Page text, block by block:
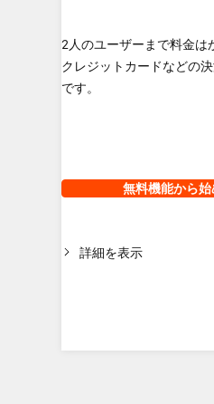
2人のユーザーまで料金は
クレジットカードなどの
です。
無料機能から始
詳細を表示